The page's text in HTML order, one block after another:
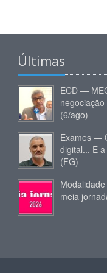
Últimas
ECD —
(6/ago)
Exames —
digital... E
(FG)
meia